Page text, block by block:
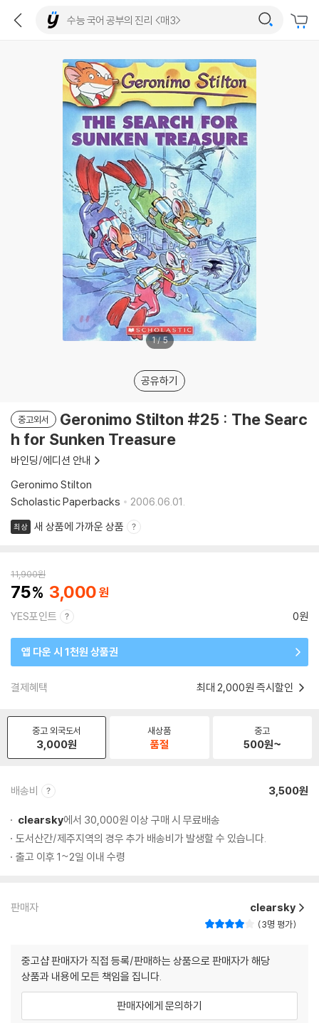
1/5
공유하기
중고외서
Geronimo Stilton #25 : The Searc
h for Sunken Treasure
바인딩/에디션 안내
Geronimo Stilton
Scholastic Paperbacks
2006.06.01.
최상 새 상품에 가까운 상품
11,900원
75 3,000
YES포인트 0원
앱 다운 시 1천원 상품권
결제혜택 최대 2,000원 즉시할인
중고 외국도서
3,000원
새상품
품절
중고
500원~
배송비 3,500원
clearsky에서 30,000원 이상 구매 시 무료배송
도서산간/제주지역의 경우 추가 배송비가 발생할 수 있습니다.
출고 이후 1~2일 이내 수령
판매자 clearsky
3명 평가
중고샵 판매자가 직접 등록/판매하는 상품으로 판매자가 해당
상품과 내용에 모든 책임을 집니다.
판매자에게 문의하기